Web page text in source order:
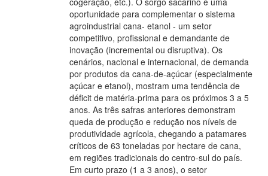
oportunidade para complementar o sistema
agroindustrial cana- etanol - um setor
competitivo, profissional e demandante de
inovação (incremental ou disruptiva). Os
cenários, nacional e internacional, de demanda
por produtos da cana-de-açúcar (especialmente
açúcar e etanol), mostram uma tendência de
déficit de matéria-prima para os próximos 3 a 5
anos. As três safras anteriores demonstram
queda de produção e redução nos níveis de
produtividade agrícola, chegando a patamares
críticos de 63 toneladas por hectare de cana,
em regiões tradicionais do centro-sul do país.
Em curto prazo (1 a 3 anos), o setor